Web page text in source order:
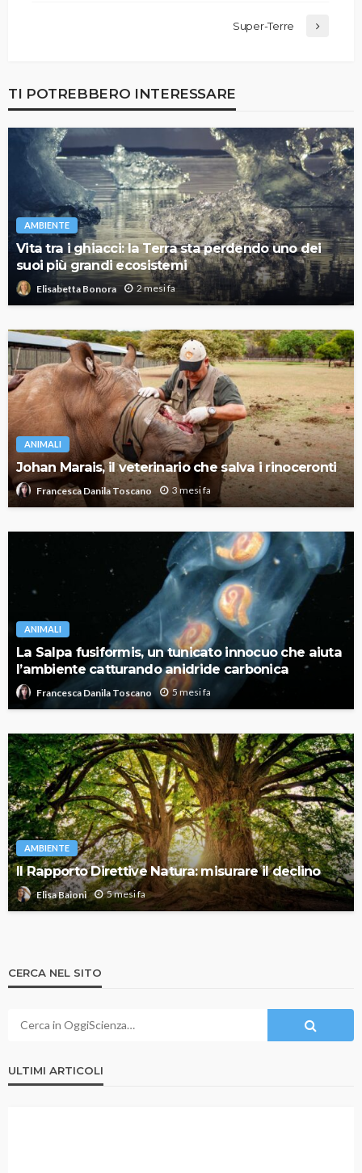
Super-Terre
TI POTREBBERO INTERESSARE
AMBIENTE
Vita tra i ghiacci: la Terra sta perdendo uno dei
suoi più grandi ecosistemi
Elisabetta Bonora 2 mesi fa
ANIMALI
Johan Marais, il veterinario che salva i rinoceronti
Francesca Danila Toscano 3 mesi fa
ANIMALI
La Salpa fusiformis, un tunicato innocuo che aiuta
l’ambiente catturando anidride carbonica
Francesca Danila Toscano 5 mesi fa
AMBIENTE
Il Rapporto Direttive Natura: misurare il declino
Elisa Baioni 5 mesi fa
CERCA NEL SITO
ULTIMI ARTICOLI